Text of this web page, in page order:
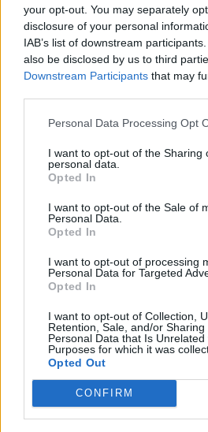
your opt-out. You may separately
disclosure of your personal
IAB’s list of downstream
also be disclosed by us to third
Downstream Participants that may
Personal Data Processing Opt
I want to opt-out of the Sharing
personal data.
Opted In
I want to opt-out of the Sale of
Personal Data.
Opted In
I want to opt-out of processing
Personal Data for Targeted
Opted In
I want to opt-out of Collection,
Retention, Sale, and/or Sharing
Personal Data that Is Unrelated
Purposes for which it was
Opted Out
CONFIRM
Szerzői jogok
Adatvédelmi tájékoztató
Cookie-kezelési
Hozzászólási szabályzat
Nyomtatott lapjaink
Székely Hírmondó
Sütibeállítások
Médiatér
Liget
Krónika
Bihari Napló
Erdélyi Napló
Főtér